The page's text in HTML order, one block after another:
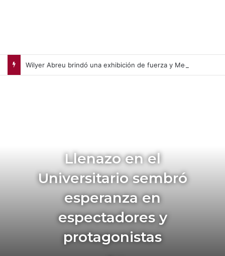
Llenazo en el
Universitario sembró
esperanza en
espectadores y
protagonistas